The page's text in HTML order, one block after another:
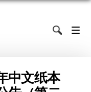
中文纸本